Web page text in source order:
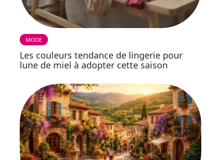
MODE
Les couleurs tendance de lingerie pour
lune de miel à adopter cette saison